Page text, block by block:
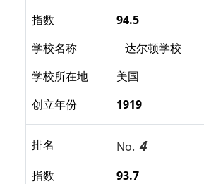
指数
94.5
学校名称
达尔顿学校
学校所在地
美国
创立年份
1919
排名 No. 4
指数
93.7